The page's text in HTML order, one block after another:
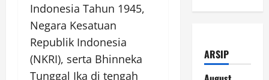
Indonesia Tahun 1945,
Negara Kesatuan
Republik Indonesia
(NKRI), serta Bhinneka
Tunggal Ika di tengah
ARSIP